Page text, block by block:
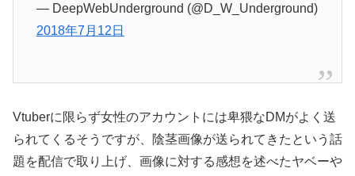
— DeepWebUnderground (@D_W_Underground)
2018年7月12日
Vtuberに限らず女性のアカウントには卑猥なDMがよく送
られてくるそうですが、陰茎画像が送られてきたという話
題を配信で取り上げ、画像に対する感想を述べたヤベーや